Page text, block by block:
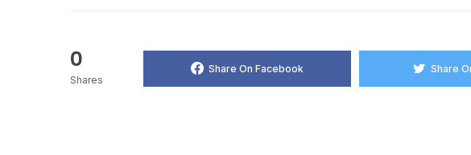
0
Shares
Share On Facebook Share